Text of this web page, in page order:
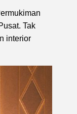
Tak
interior